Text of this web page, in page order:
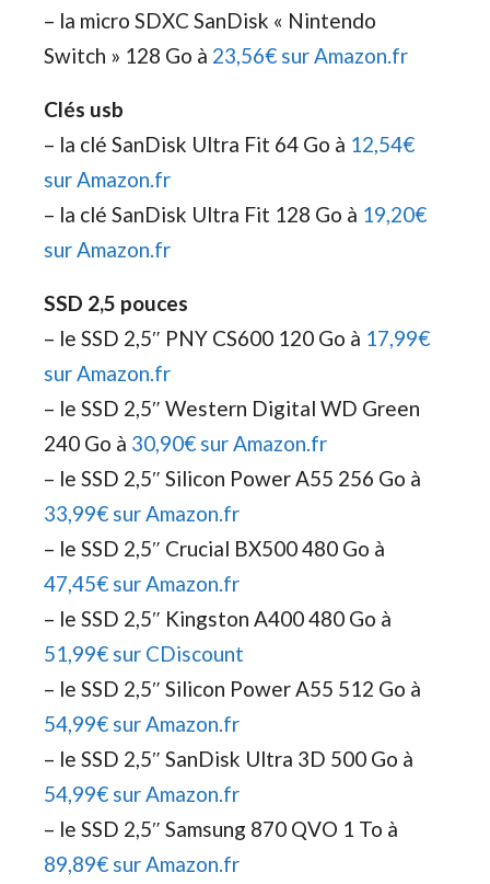
– la micro SDXC SanDisk « Nintendo
Switch » 128 Go à 23,56€ sur Amazon.fr
Clés usb
– la clé SanDisk Ultra Fit 64 Go à 12,54€
sur Amazon.fr
– la clé SanDisk Ultra Fit 128 Go à 19,20€
sur Amazon.fr
SSD 2,5 pouces
– le SSD 2,5″ PNY CS600 120 Go à 17,99€
sur Amazon.fr
– le SSD 2,5″ Western Digital WD Green
240 Go à 30,90€ sur Amazon.fr
– le SSD 2,5″ Silicon Power A55 256 Go à
33,99€ sur Amazon.fr
– le SSD 2,5″ Crucial BX500 480 Go à
47,45€ sur Amazon.fr
– le SSD 2,5″ Kingston A400 480 Go à
51,99€ sur CDiscount
– le SSD 2,5″ Silicon Power A55 512 Go à
54,99€ sur Amazon.fr
– le SSD 2,5″ SanDisk Ultra 3D 500 Go à
54,99€ sur Amazon.fr
– le SSD 2,5″ Samsung 870 QVO 1 To à
89,89€ sur Amazon.fr